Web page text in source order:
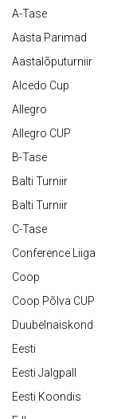
A-Tase
Aasta Parimad
Aastalõputurniir
Alcedo Cup
Allegro
Allegro CUP
B-Tase
Balti Turniir
Balti Turniir
C-Tase
Conference Liiga
Coop
Coop Põlva CUP
Duubelnaiskond
Eesti
Eesti Jalgpall
Eesti Koondis